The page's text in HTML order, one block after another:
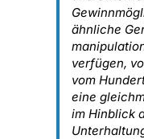
ähnliche
verfügen,
vom
eine
im Hinblick